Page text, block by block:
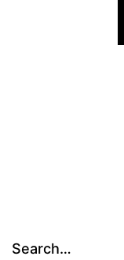
Search…